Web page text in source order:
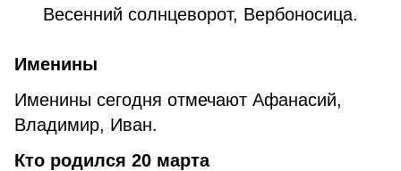
Весенний солнцеворот, Вербоносица.
Именины
Именины сегодня отмечают Афанасий,
Владимир, Иван.
Кто родился 20 марта